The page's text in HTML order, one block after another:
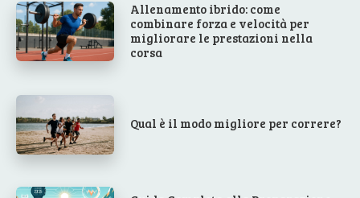
Allenamento ibrido: come
combinare forza e velocità per
migliorare le prestazioni nella
corsa
Qual è il modo migliore per correre?